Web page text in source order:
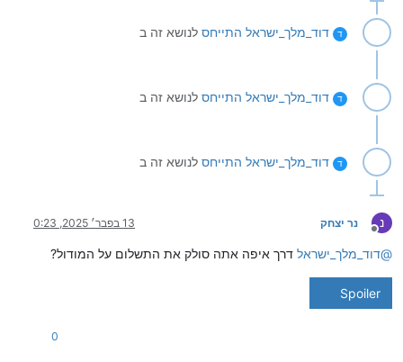
ד דוד_מלך_ישראל התייחס לנושא זה ב
ד דוד_מלך_ישראל התייחס לנושא זה ב
ד דוד_מלך_ישראל התייחס לנושא זה ב
נ
מנותק
נר יצחק 13 בפבר׳ 2025, 0:23
@דוד_מלך_ישראל דרך איפה אתה סולק את התשלום על המודול?
Spoiler
0